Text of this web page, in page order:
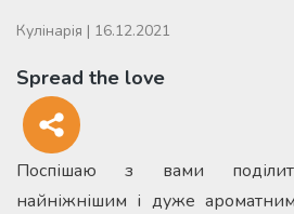
Кулінарія | 16.12.2021
Spread the love
Поспішаю з вами
найніжнішим і дуже